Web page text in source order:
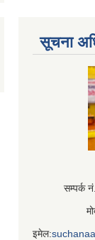
सूचना
सम्पर्क
इमेल: